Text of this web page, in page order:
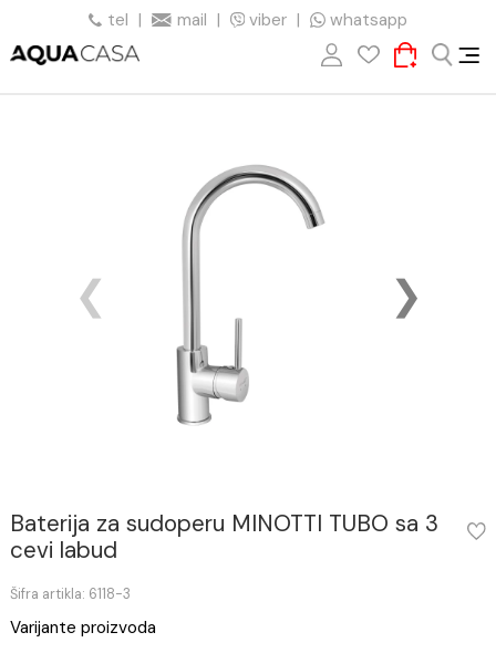
tel | mail | viber | whatsapp
Baterija za sudoperu MINOTTI TUBO sa 3
cevi labud